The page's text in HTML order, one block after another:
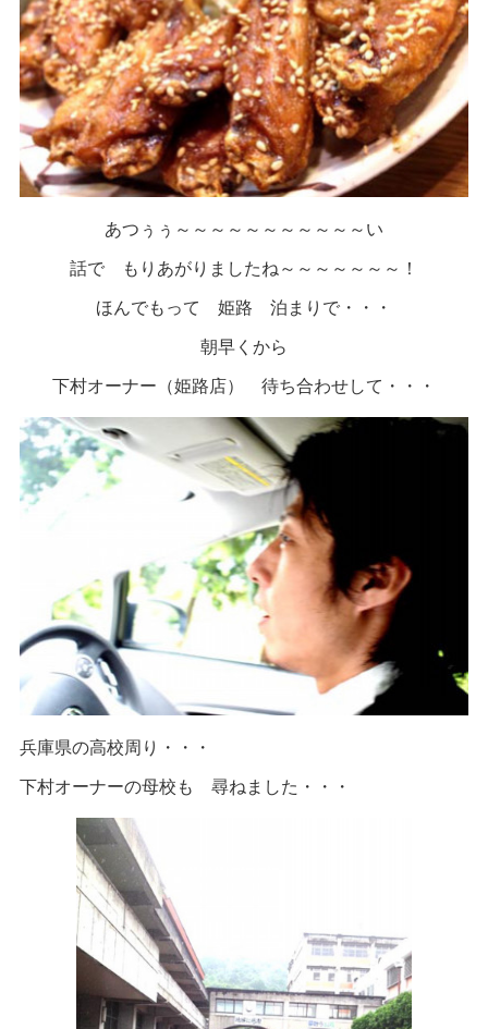
あつぅぅ～～～～～～～～～～～い
話で もりあがりましたね～～～～～～～！
ほんでもって 姫路 泊まりで・・・
朝早くから
下村オーナー（姫路店） 待ち合わせして・・・
兵庫県の高校周り・・・
下村オーナーの母校も 尋ねました・・・